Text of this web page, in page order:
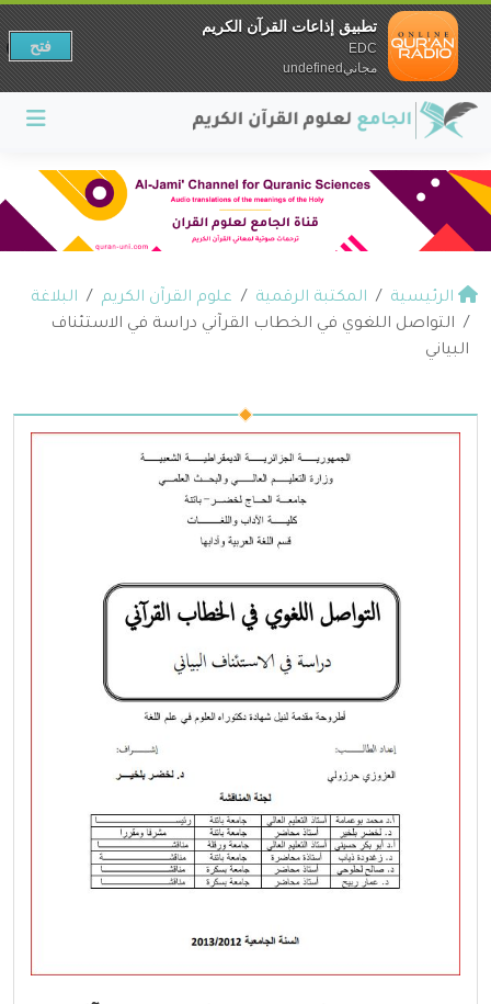
الرئيسية المكتبة الرقمية علوم القرآن الكريم
البلاغة
التواصل اللغوي في الخطاب القرآني دراسة في الاستئناف
البياني
تطبيق إذاعات القرآن الكريم
EDC
مجانيundefined
فتح